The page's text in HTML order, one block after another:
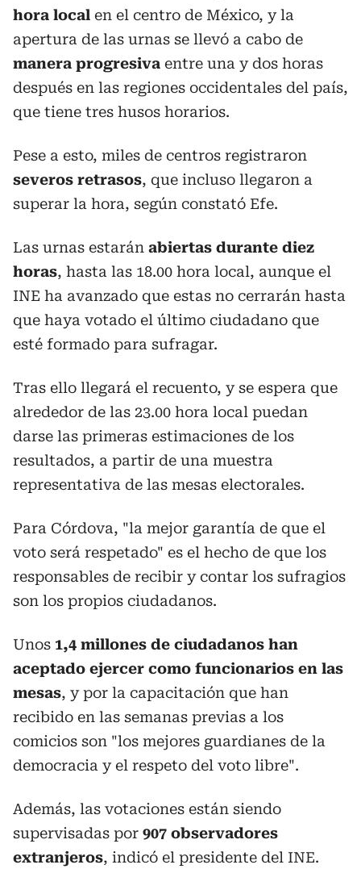
hora local en el centro de México, y la
apertura de las urnas se llevó a cabo de
manera progresiva entre una y dos horas
después en las regiones occidentales del país,
que tiene tres husos horarios.
Pese a esto, miles de centros registraron
severos retrasos, que incluso llegaron a
superar la hora, según constató Efe.
Las urnas estarán abiertas durante diez
horas, hasta las 18.00 hora local, aunque el
INE ha avanzado que estas no cerrarán hasta
que haya votado el último ciudadano que
esté formado para sufragar.
Tras ello llegará el recuento, y se espera que
alrededor de las 23.00 hora local puedan
darse las primeras estimaciones de los
resultados, a partir de una muestra
representativa de las mesas electorales.
Para Córdova, "la mejor garantía de que el
voto será respetado" es el hecho de que los
responsables de recibir y contar los sufragios
son los propios ciudadanos.
Unos 1,4 millones de ciudadanos han
aceptado ejercer como funcionarios en las
mesas, y por la capacitación que han
recibido en las semanas previas a los
comicios son "los mejores guardianes de la
democracia y el respeto del voto libre".
Además, las votaciones están siendo
supervisadas por 907 observadores
extranjeros, indicó el presidente del INE.